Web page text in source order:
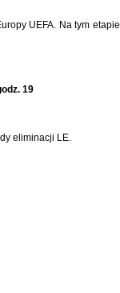
UEFA. Na tym etapie
19
eliminacji LE.